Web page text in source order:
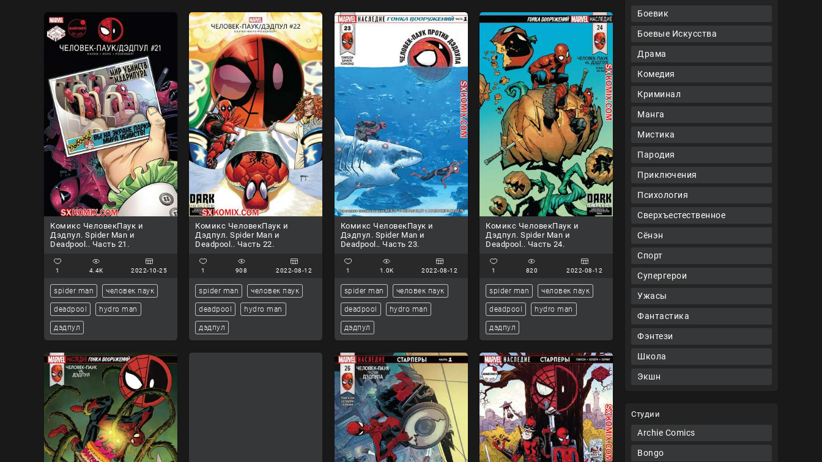
Боевик
Боевые Искусства
Драма
Комедия
Криминал
Манга
Мистика
Пародия
Приключения
Психология
Сверхъестественное
Сёнэн
Спорт
Супергерои
Ужасы
Фантастика
Фэнтези
Школа
Экшн
Студии
Archie Comics
Bongo
Комикс ЧеловекПаук и
Дэдпул. Spider Man и
Deadpool.. Часть 21.
1 4.4K 2022-10-25
spider man человек паук
deadpool hydro man
дэдпул
Комикс ЧеловекПаук и
Дэдпул. Spider Man и
Deadpool.. Часть 22.
1 908 2022-08-12
spider man человек паук
deadpool hydro man
дэдпул
Комикс ЧеловекПаук и
Дэдпул. Spider Man и
Deadpool.. Часть 23.
1 1.0K 2022-08-12
spider man человек паук
deadpool hydro man
дэдпул
Комикс ЧеловекПаук и
Дэдпул. Spider Man и
Deadpool.. Часть 24.
1 820 2022-08-12
spider man человек паук
deadpool hydro man
дэдпул